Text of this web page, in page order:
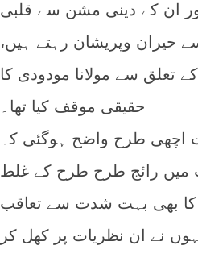
ان کے دینی مشن سے قلبی
حیران وپریشان رہتے ہیں،
تعلق سے مولانا مودودی کا
حقیقی موقف کیا تھا۔
اچھی طرح واضح ہوگئی کہ
میں رائج طرح طرح کے غلط
کا بھی بہت شدت سے تعاقب
نے ان نظریات پر کھل کر